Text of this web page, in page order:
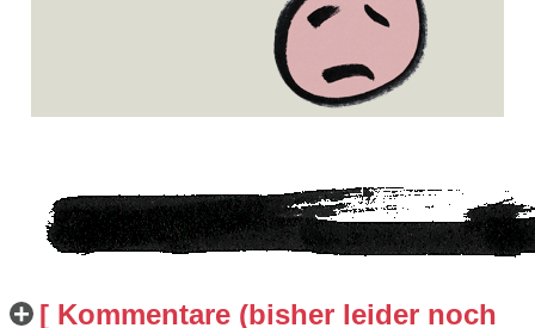
[ Kommentare (bisher leider noch